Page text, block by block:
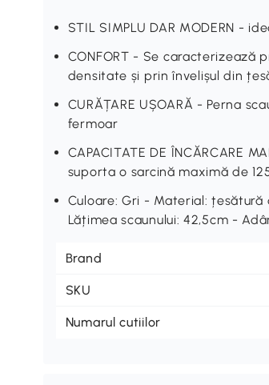
STIL SIMPLU DAR MODERN -
CONFORT - Se caracterizează
densitate și prin învelișul din
CURĂȚARE UȘOARĂ - Perna
fermoar
CAPACITATE DE ÎNCĂRCARE
suporta o sarcină maximă de
Culoare: Gri - Material: țesătură
Lățimea scaunului: 42,5cm -
Brand
SKU
Numarul cutiilor